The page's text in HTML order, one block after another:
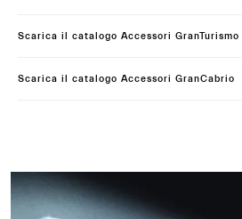
Scarica il catalogo Accessori GranTurismo
Scarica il catalogo Accessori GranCabrio